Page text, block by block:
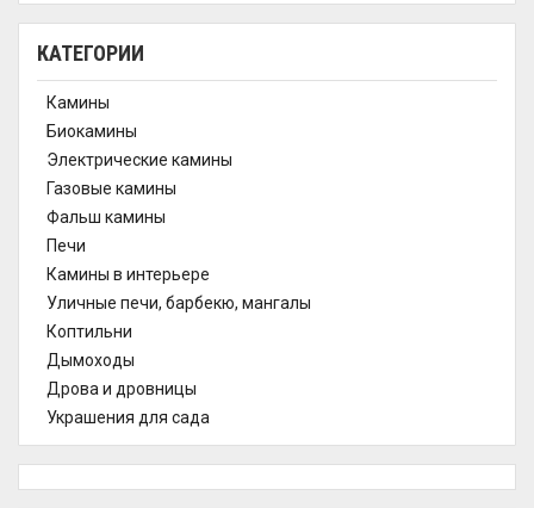
КАТЕГОРИИ
Камины
Биокамины
Электрические камины
Газовые камины
Фальш камины
Печи
Камины в интерьере
Уличные печи, барбекю, мангалы
Коптильни
Дымоходы
Дрова и дровницы
Украшения для сада